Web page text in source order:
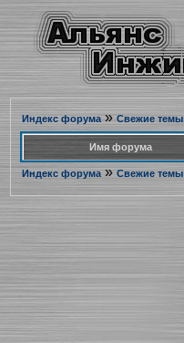
Индекс форума» Свежие темы
Имя форума
Индекс форума » Свежие темы